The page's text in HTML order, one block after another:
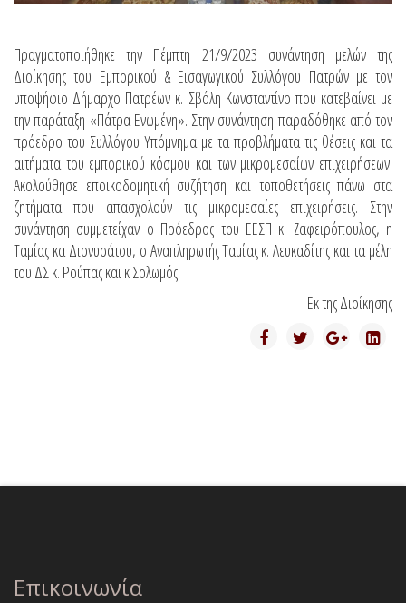
Πραγματοποιήθηκε την Πέμπτη 21/9/2023 συνάντηση μελών της
Διοίκησης του Εμπορικού & Εισαγωγικού Συλλόγου Πατρών με τον
υποψήφιο Δήμαρχο Πατρέων κ. Σβόλη Κωνσταντίνο που κατεβαίνει με
την παράταξη «Πάτρα Ενωμένη». Στην συνάντηση παραδόθηκε από τον
πρόεδρο του Συλλόγου Υπόμνημα με τα προβλήματα τις θέσεις και τα
αιτήματα του εμπορικού κόσμου και των μικρομεσαίων επιχειρήσεων.
Ακολούθησε εποικοδομητική συζήτηση και τοποθετήσεις πάνω στα
ζητήματα που απασχολούν τις μικρομεσαίες επιχειρήσεις. Στην
συνάντηση συμμετείχαν ο Πρόεδρος του ΕΕΣΠ κ. Ζαφειρόπουλος, η
Ταμίας κα Διονυσάτου, ο Αναπληρωτής Ταμίας κ. Λευκαδίτης και τα μέλη
του ΔΣ κ. Ρούπας και κ Σολωμός.
Εκ της Διοίκησης
Επικοινωνία